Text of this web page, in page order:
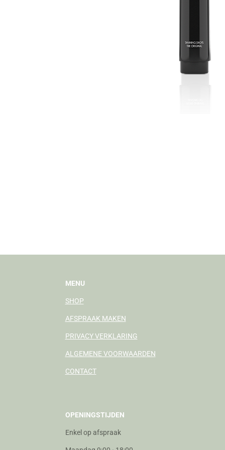
MENU
SHOP
AFSPRAAK MAKEN
PRIVACY VERKLARING
ALGEMENE VOORWAARDEN
CONTACT
OPENINGSTIJDEN
Enkel op afspraak